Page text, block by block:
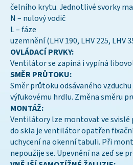
čelního krytu. Jednotlivé svorky
N – nulový vodič
L – fáze
uzemnění (LHV 190, LHV 225, LHV
OVLÁDACÍ PRVKY:
Ventilátor se zapíná i vypíná
SMĚR PRŮTOKU:
Směr průtoku odsávaného
výfukovému hrdlu. Změna směru
MONTÁŽ:
Ventilátory lze montovat ve svislé
do skla je ventilátor opatřen
uchycení na okenní tabuli. Při
nepoužije se. Upevnění na zeď se